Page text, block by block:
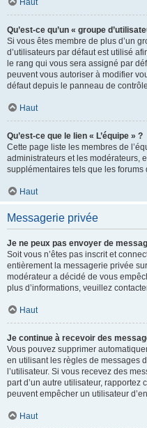
Haut
Qu’est-ce qu’un « groupe
Si vous êtes membre de plus d’un
d’utilisateurs par défaut est utilisé
le rang qui vous sera assigné par
peuvent vous autoriser à modifier
défaut depuis le panneau de
Haut
Qu’est-ce que le lien « L’équipe » ?
Cette page liste les membres de
administrateurs et les modérateurs,
supplémentaires tels que les forums
Haut
Messagerie privée
Je ne peux pas envoyer de
Soit vous n’êtes pas inscrit et
entièrement la messagerie privée
modérateur a décidé de vous
plus d’informations, veuillez
Haut
Je continue à recevoir des
Vous pouvez supprimer
en utilisant les règles de messages
l’utilisateur. Si vous recevez des
part d’un autre utilisateur, rapportez
peuvent empêcher un utilisateur
Haut